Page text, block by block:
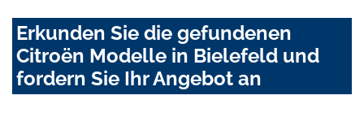
Erkunden Sie die gefundenen
Citroën Modelle in Bielefeld und
fordern Sie Ihr Angebot an